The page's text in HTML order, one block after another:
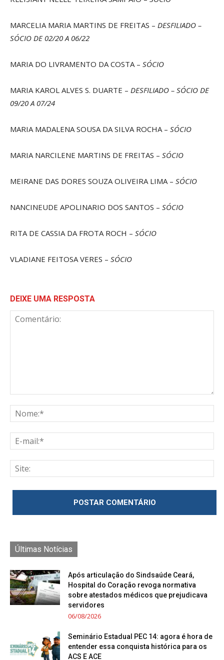
MARCELIA MARIA MARTINS DE FREITAS – DESFILIADO –
SÓCIO DE 02/20 A 06/22
MARIA DO LIVRAMENTO DA COSTA – SÓCIO
MARIA KAROL ALVES S. DUARTE – DESFILIADO – SÓCIO DE
09/20 A 07/24
MARIA MADALENA SOUSA DA SILVA ROCHA – SÓCIO
MARIA NARCILENE MARTINS DE FREITAS – SÓCIO
MEIRANE DAS DORES SOUZA OLIVEIRA LIMA – SÓCIO
NANCINEUDE APOLINARIO DOS SANTOS – SÓCIO
RITA DE CASSIA DA FROTA ROCH – SÓCIO
VLADIANE FEITOSA VERES – SÓCIO
DEIXE UMA RESPOSTA
Últimas Notícias
Após articulação do Sindsaúde Ceará,
Hospital do Coração revoga normativa
sobre atestados médicos que prejudicava
servidores
06/08/2026
Seminário Estadual PEC 14: agora é hora de
entender essa conquista histórica para os
ACS E ACE